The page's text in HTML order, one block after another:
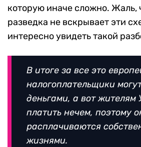
которую иначе сложно. Жаль,
разведка не вскрывает эти
интересно увидеть такой
В итоге за все это
налогоплательщики
деньгами, а вот жителям
платить нечем, поэтому
расплачиваются
жизнями.